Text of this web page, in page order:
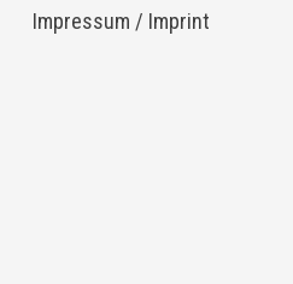
Impressum / Imprint